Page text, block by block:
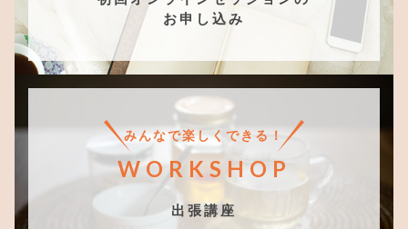
お申し込み
みんなで楽しくできる！
WORKSHOP
出張講座